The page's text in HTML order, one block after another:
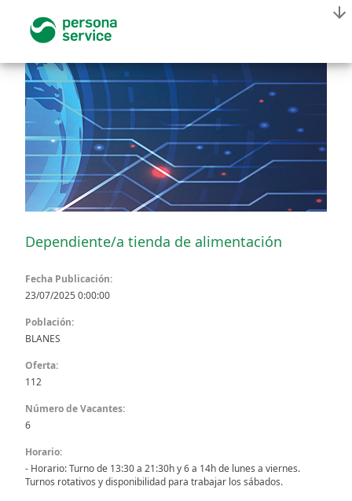
Dependiente/a tienda de alimentación
Fecha Publicación:
23/07/2025 0:00:00
Población:
BLANES
Oferta:
112
Número de Vacantes:
6
Horario:
- Horario: Turno de 13:30 a 21:30h y 6 a 14h de lunes a viernes.
Turnos rotativos y disponibilidad para trabajar los sábados.